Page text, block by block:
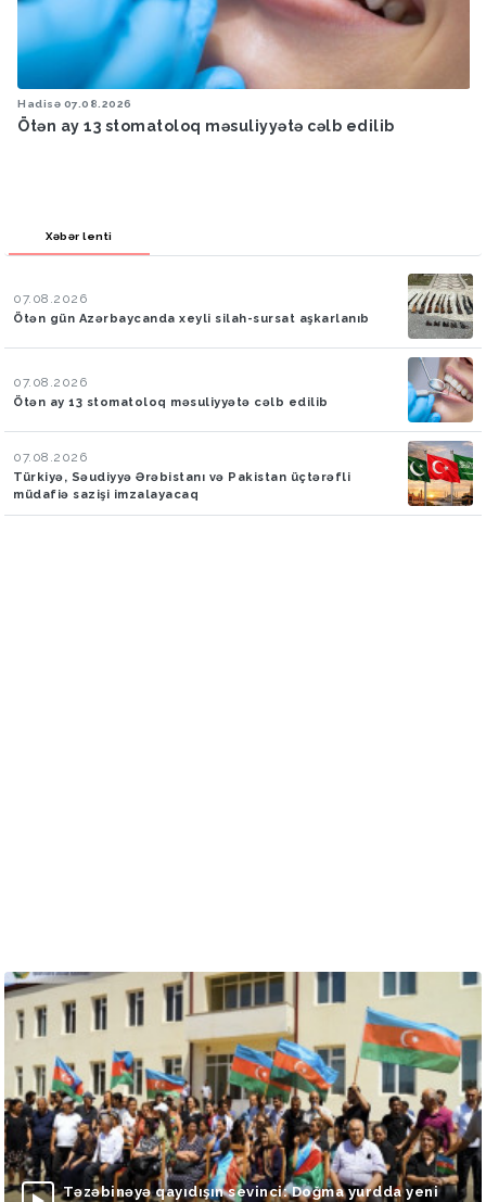
Hadisə 07.08.2026
Ötən ay 13 stomatoloq məsuliyyətə cəlb edilib
Xəbər lenti
07.08.2026
Ötən gün Azərbaycanda xeyli silah-sursat aşkarlanıb
07.08.2026
Ötən ay 13 stomatoloq məsuliyyətə cəlb edilib
07.08.2026
Türkiyə, Səudiyyə Ərəbistanı və Pakistan üçtərəfli
müdafiə sazişi imzalayacaq
Təzəbinəyə qayıdışın sevinci: Doğma yurdda yeni